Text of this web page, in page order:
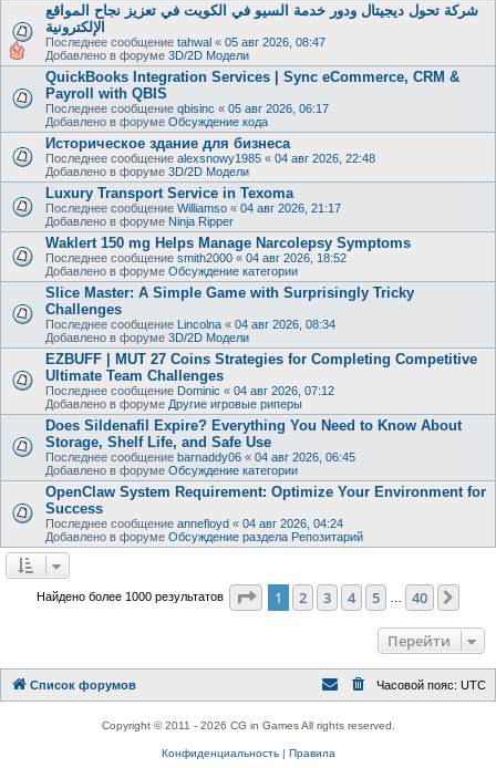
شركة تحول ديجيتال ودور خدمة السيو في الكويت في تعزيز نجاح المواقع
الإلكترونية
Последнее сообщение tahwal « 05 авг 2026, 08:47
Добавлено в форуме 3D/2D Модели
QuickBooks Integration Services | Sync eCommerce, CRM &
Payroll with QBIS
Последнее сообщение qbisinc « 05 авг 2026, 06:17
Добавлено в форуме Обсуждение кода
Историческое здание для бизнеса
Последнее сообщение alexsnowy1985 « 04 авг 2026, 22:48
Добавлено в форуме 3D/2D Модели
Luxury Transport Service in Texoma
Последнее сообщение Williamso « 04 авг 2026, 21:17
Добавлено в форуме Ninja Ripper
Waklert 150 mg Helps Manage Narcolepsy Symptoms
Последнее сообщение smith2000 « 04 авг 2026, 18:52
Добавлено в форуме Обсуждение категории
Slice Master: A Simple Game with Surprisingly Tricky
Challenges
Последнее сообщение Lincolna « 04 авг 2026, 08:34
Добавлено в форуме 3D/2D Модели
EZBUFF | MUT 27 Coins Strategies for Completing Competitive
Ultimate Team Challenges
Последнее сообщение Dominic « 04 авг 2026, 07:12
Добавлено в форуме Другие игровые риперы
Does Sildenafil Expire? Everything You Need to Know About
Storage, Shelf Life, and Safe Use
Последнее сообщение barnaddy06 « 04 авг 2026, 06:45
Добавлено в форуме Обсуждение категории
OpenClaw System Requirement: Optimize Your Environment for
Success
Последнее сообщение annefloyd « 04 авг 2026, 04:24
Добавлено в форуме Обсуждение раздела Репозитарий
Найдено более 1000 результатов Страница из 40
1 2 3 4 5 40
Перейти
Список форумов Часовой пояс: UTC
Copyright © 2011 - 2026 CG in Games All rights reserved.
Конфиденциальность| Правила